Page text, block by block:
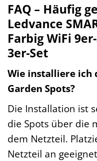
FAQ – Häufig
Ledvance
Farbig WiFi
3er-Set
Wie installiere ich
Garden Spots?
Die Installation ist
die Spots über die
dem Netzteil.
Netzteil an